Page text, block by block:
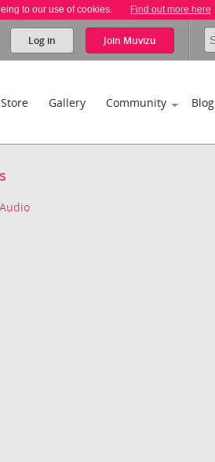
to our use of cookies. Find out more here
Log in Join Muvizu
Store Gallery Community Blog
Audio